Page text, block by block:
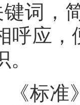
词，
呼应
《标准